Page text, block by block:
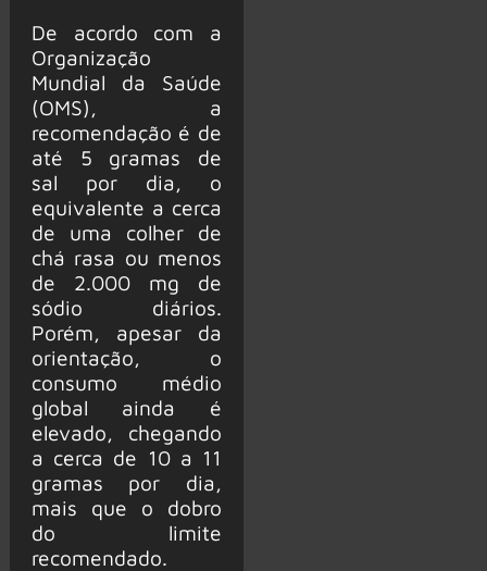
De acordo com a
Organização
Mundial da Saúde
(OMS), a
recomendação é de
até 5 gramas de
sal por dia, o
equivalente a cerca
de uma colher de
chá rasa ou menos
de 2.000 mg de
sódio diários.
Porém, apesar da
orientação, o
consumo médio
global ainda é
elevado, chegando
a cerca de 10 a 11
gramas por dia,
mais que o dobro
do limite
recomendado.